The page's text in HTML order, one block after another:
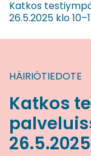
Katkos
26.5.2025 klo
HÄIRIÖTIEDOTE
Katkos